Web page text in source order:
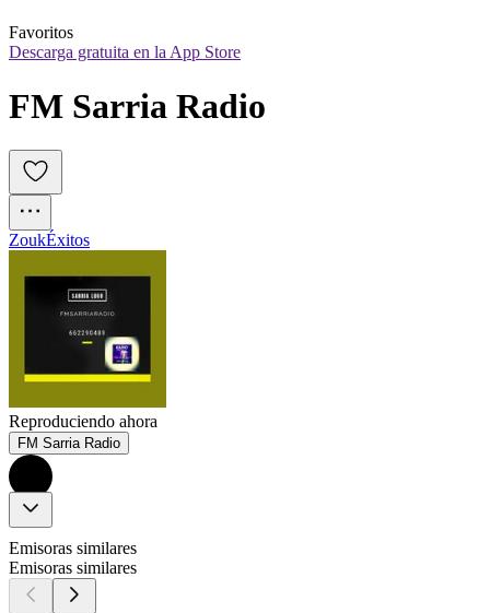
Favoritos
Descarga gratuita en la App Store
FM Sarria Radio
ZoukÉxitos
Reproduciendo ahora
FM Sarria Radio
Emisoras similares
Emisoras similares